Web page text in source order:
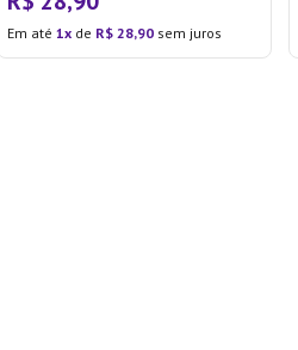
Em até1 de R$ 28,90 sem juros